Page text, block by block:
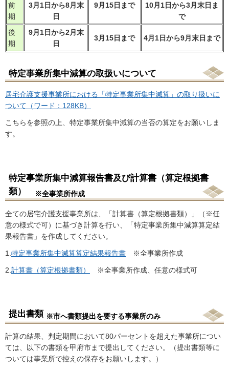
前
期
3月1日から8月末
日
9月15日まで
10月1日から3月末日ま
で
後
期
9月1日から2月末
日
3月15日まで 4月1日から9月末日まで
特定事業所集中減算の取扱いについて
居宅介護支援事業所における「特定事業所集中減算」の取り扱いに
ついて（ワード：128KB）
こちらを参照の上、特定事業所集中減算の当否の算定をお願いしま
す。
特定事業所集中減算報告書及び計算書（算定根拠書
類）
※全事業所作成
全ての居宅介護支援事業所は、「計算書（算定根拠書類）」（※任
意の様式で可）に基づき計算を行い、「特定事業所集中減算算定結
果報告書」を作成してください。
1. 特定事業所集中減算算定結果報告書 ※全事業所作成
2. 計算書（算定根拠書類） ※全事業所作成、任意の様式可
提出書類 ※市へ書類提出を要する事業所のみ
計算の結果、判定期間において80パーセントを超えた事業所につい
ては、以下の書類を甲府市まで提出してください。（提出書類等に
ついては事業所で控えの保存をお願いします。）